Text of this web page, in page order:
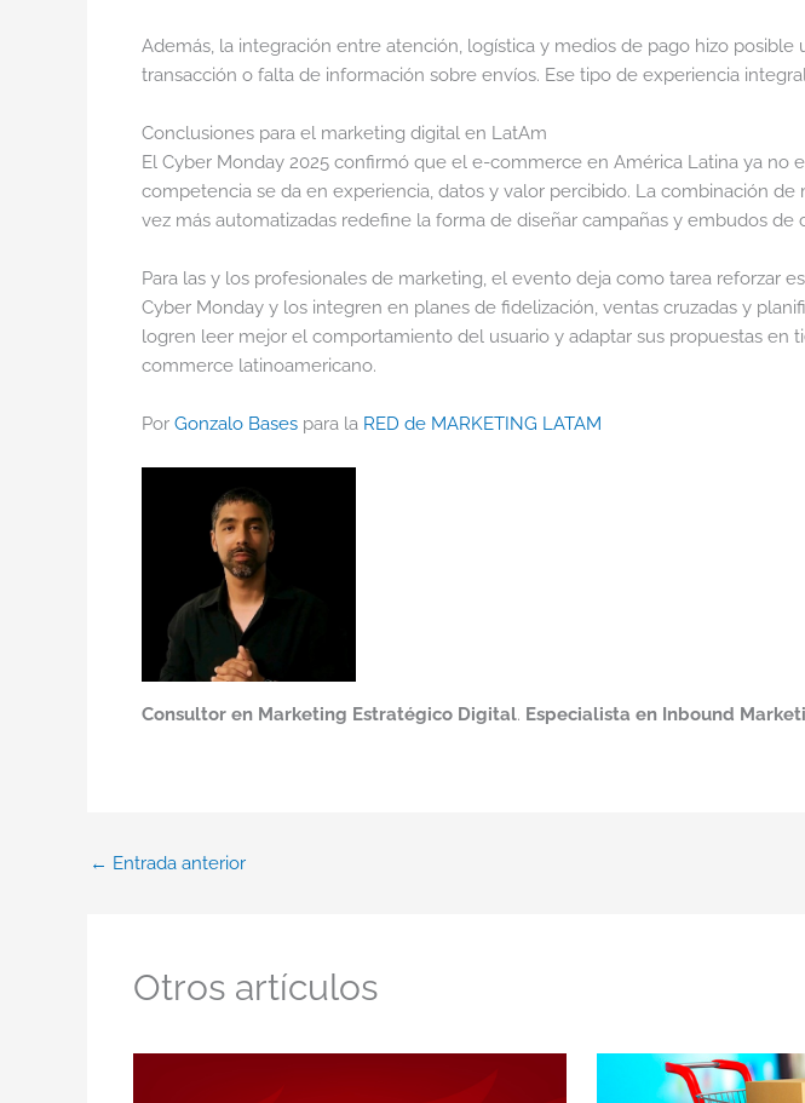
Además, la integración entre atención, logística y medios de pago hizo
transacción o falta de información sobre envíos. Ese tipo de experiencia
Conclusiones para el marketing digital en LatAm
El Cyber Monday 2025 confirmó que el e-commerce en América Latina ya
competencia se da en experiencia, datos y valor percibido. La combinación
vez más automatizadas redefine la forma de diseñar campañas y embudos de
Para las y los profesionales de marketing, el evento deja como tarea reforzar
Cyber Monday y los integren en planes de fidelización, ventas cruzadas y
logren leer mejor el comportamiento del usuario y adaptar sus propuestas
commerce latinoamericano.
Por Gonzalo Bases para la RED de MARKETING LATAM
Consultor en Marketing Estratégico Digital. Especialista en Inbound
← Entrada anterior
Otros artículos